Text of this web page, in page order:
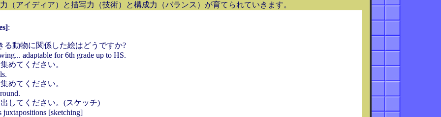
（アイディア）と描写力（技術）と構成力（バランス）が育てられていきます。
:
る動物に関係した絵はどうですか?
adaptable for 6th grade up to HS.
めてください。
めてください。
してください。(スケッチ)
juxtapositions [sketching]